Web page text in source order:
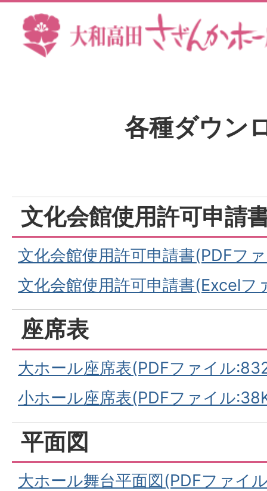
本文へ
奈
和
高
田
市
さ
ざ
ん
各種ダウン
文化会館使用許可申請
文化会館使用許可申請書(PDFフ
文化会館使用許可申請書(Excelフ
座席表
大ホール座席表(PDFファイル
小ホール座席表(PDFファイル
平面図
大ホール舞台平面図(PDFファイ